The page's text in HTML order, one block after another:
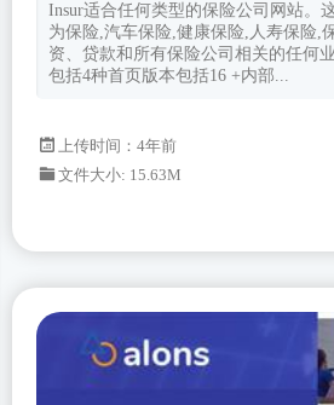
Insur适合任何类型的保险公司网站。
为保险,汽车保险,健康保险,人寿保险,
资、贷款和所有保险公司相关的任何
包括4种首页版本包括16 +内部...
上传时间：4年前
文件大小: 15.63M